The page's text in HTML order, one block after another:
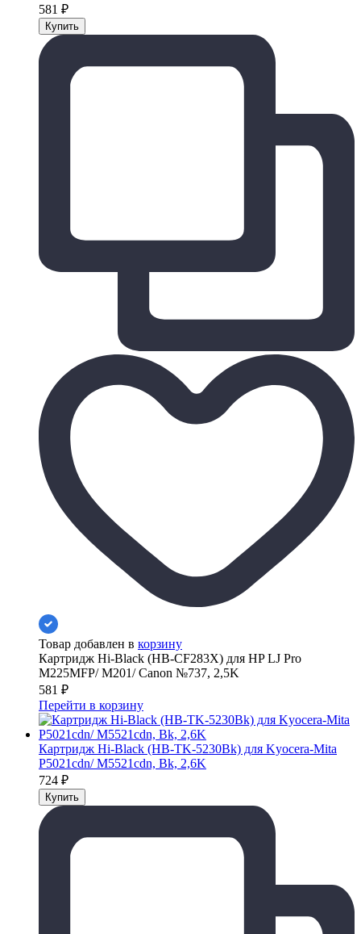
581 ₽
Товар добавлен в корзину
Картридж Hi-Black (HB-CF283X) для HP LJ Pro
M225MFP/ M201/ Canon №737, 2,5K
581 ₽
Перейти в корзину
Картридж Hi-Black (HB-TK-5230Bk) для Kyocera-Mita
P5021cdn/ M5521cdn, Bk, 2,6K
724 ₽